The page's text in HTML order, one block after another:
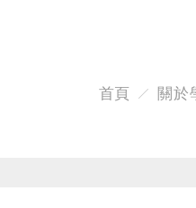
首頁 關於